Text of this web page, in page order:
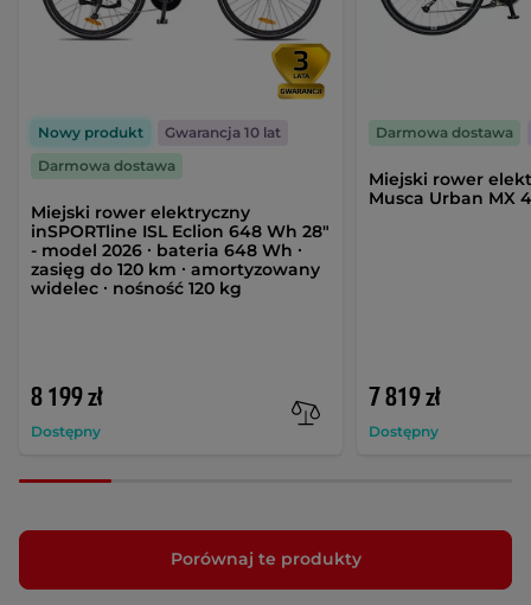
Miejski rower elektryczny
inSPORTline ISL Eclion 648 Wh 28"
- model 2026 ∙ bateria 648 Wh ∙
zasięg do 120 km ∙ amortyzowany
widelec ∙ nośność 120 kg
8 199 zł
Dostępny
Nowy produkt
Gwarancja 10 lat
Darmowa dostawa
Miejski rower
Musca Urban MX
7 819 zł
Dostępny
Darmowa dostawa
Porównaj te produkty